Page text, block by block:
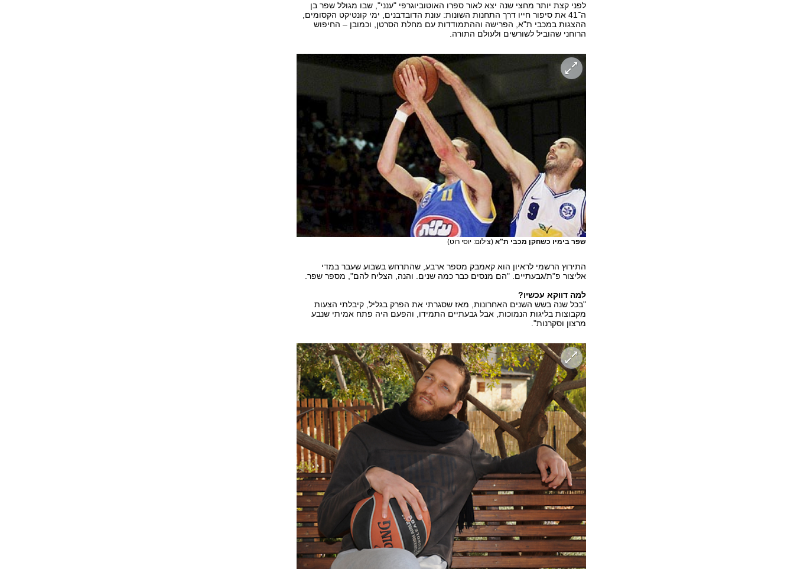
לפני קצת יותר מחצי שנה יצא לאור ספרו האוטוביוגרפי "ענני", שבו מגולל שפר בן
ה־41 את סיפור חייו דרך התחנות השונות: עונת הדובדבנים, ימי קונטיקט הקסומים,
ההצגות במכבי ת"א, הפרישה וההתמודדות עם מחלת הסרטן, וכמובן – החיפוש
הרוחני שהוביל לשורשים ולעולם התורה.
שפר בימיו כשחקן מכבי ת"א (צילום: יוסי רוט)
התירוץ הרשמי לראיון הוא קאמבק מספר ארבע, שהתרחש בשבוע שעבר במדי
אליצור פ"ת/גבעתיים. "הם מנסים כבר כמה שנים. והנה, הצליח להם", מספר שפר.
למה דווקא עכשיו?
"בכל שנה בשש השנים האחרונות, מאז שסגרתי את הפרק בגליל, קיבלתי הצעות
מקבוצות בליגות הנמוכות, אבל גבעתיים התמידו, והפעם היה פתח אמיתי שנבע
מרצון וסקרנות".